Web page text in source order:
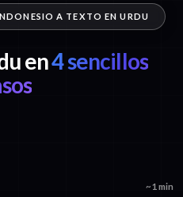
A TEXTO EN URDU
en4 sencillos
~1 min